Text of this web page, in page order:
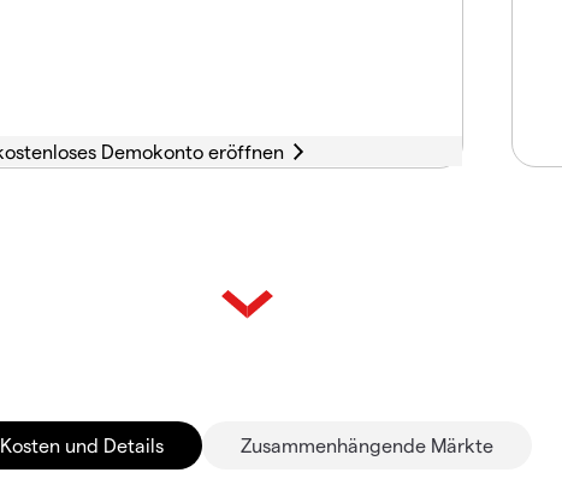
Kosten und Details Zusammenhängende Märkte